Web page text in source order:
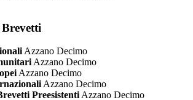
Azzano Decimo
Azzano Decimo
Azzano Decimo
Azzano Decimo
Preesistenti Azzano Decimo